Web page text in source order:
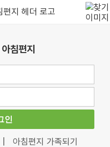
침편지
인
아침편지 가족되기